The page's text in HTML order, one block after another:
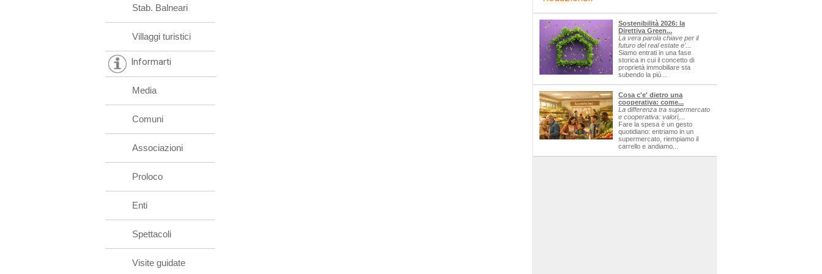
Stab. Balneari
Villaggi turistici
Informarti
Media
Comuni
Associazioni
Proloco
Enti
Spettacoli
Visite guidate
Sostenibilità 2026: la
Direttiva Green...
La vera parola chiave per il
futuro del real estate e'...
Siamo entrati in una fase
storica in cui il concetto di
proprietà immobiliare sta
subendo la più...
Cosa c'e' dietro una
cooperativa: come...
La differenza tra supermercato
e cooperativa: valori,...
Fare la spesa è un gesto
quotidiano: entriamo in un
supermercato, riempiamo il
carrello e andiamo...